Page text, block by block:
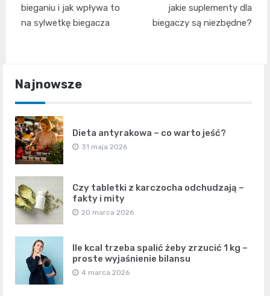
wpisu
bieganiu i jak wpływa to
na sylwetkę biegacza
jakie suplementy dla
biegaczy są niezbędne?
Najnowsze
Dieta antyrakowa – co warto jeść?
31 maja 2026
Czy tabletki z karczocha odchudzają –
fakty i mity
20 marca 2026
Ile kcal trzeba spalić żeby zrzucić 1 kg –
proste wyjaśnienie bilansu
4 marca 2026